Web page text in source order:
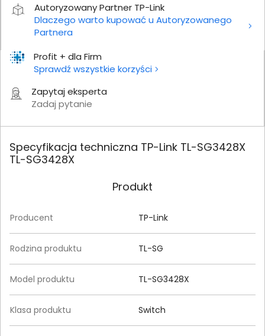
Profit + dla Firm
Sprawdź wszystkie korzyści
Zapytaj eksperta
Zadaj pytanie
Autoryzowany Partner TP-Link
Dlaczego warto kupować u Autoryzowanego
Partnera
Specyfikacja techniczna TP-Link TL-SG3428X
TL-SG3428X
Produkt
Producent TP-Link
Rodzina produktu TL-SG
Model produktu TL-SG3428X
Klasa produktu Switch